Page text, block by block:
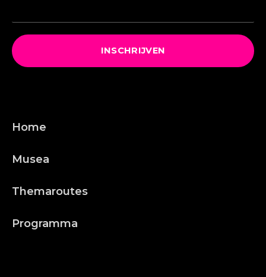
INSCHRIJVEN
Home
Musea
Themaroutes
Programma